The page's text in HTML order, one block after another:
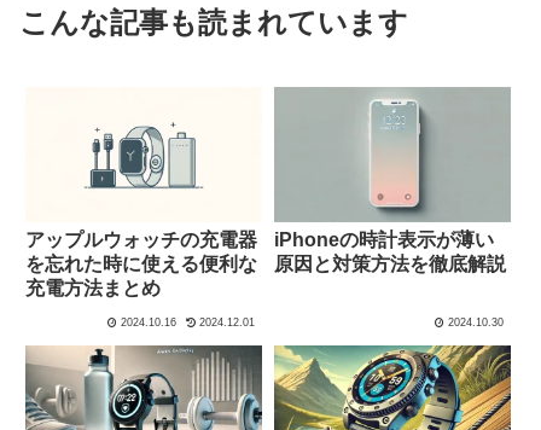
こんな記事も読まれています
アップルウォッチの充電器
を忘れた時に使える便利な
充電方法まとめ
2024.10.16 2024.12.01
iPhoneの時計表示が薄い
原因と対策方法を徹底解説
2024.10.30